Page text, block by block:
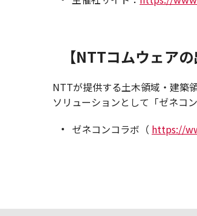
【NTTコムウェアの
NTTが提供する土木領域・建築
ソリューションとして「ゼネコ
ゼネコンコラボ（ https://